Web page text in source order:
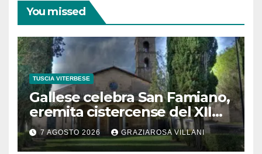
You missed
TUSCIA VITERBESE
Gallese celebra San Famiano,
eremita cistercense del XII
secolo
7 AGOSTO 2026 GRAZIAROSA VILLANI